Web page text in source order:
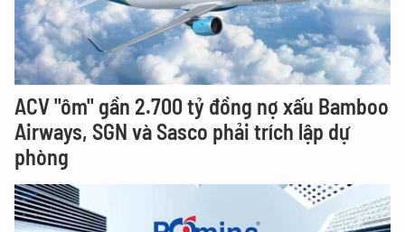
ACV "ôm" gần 2.700 tỷ đồng nợ xấu Bamboo
Airways, SGN và Sasco phải trích lập dự
phòng